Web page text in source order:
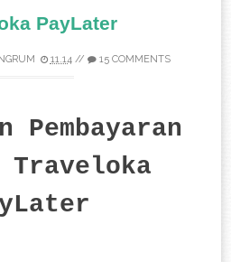
PayLater
11.14// 15 COMMENTS
Pembayaran
Traveloka